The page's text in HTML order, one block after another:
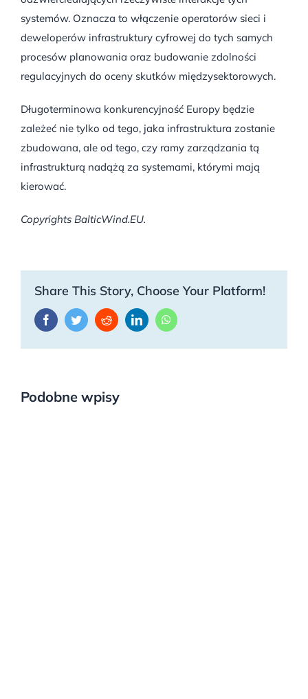
systemów. Oznacza to włączenie operatorów sieci i
deweloperów infrastruktury cyfrowej do tych samych
procesów planowania oraz budowanie zdolności
regulacyjnych do oceny skutków międzysektorowych.
Długoterminowa konkurencyjność Europy będzie
zależeć nie tylko od tego, jaka infrastruktura zostanie
zbudowana, ale od tego, czy ramy zarządzania tą
infrastrukturą nadążą za systemami, którymi mają
kierować.
Copyrights BalticWind.EU.
Share This Story, Choose Your Platform!
FacebookTwitterRedditLinkedInWhatsApp
Podobne wpisy